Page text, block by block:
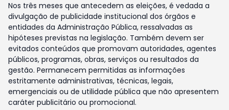
Nos três meses que antecedem as eleições, é vedada a
divulgação de publicidade institucional dos órgãos e
entidades da Administração Pública, ressalvadas as
hipóteses previstas na legislação. Também devem ser
evitados conteúdos que promovam autoridades, agentes
públicos, programas, obras, serviços ou resultados da
gestão. Permanecem permitidas as informações
estritamente administrativas, técnicas, legais,
emergenciais ou de utilidade pública que não apresentem
caráter publicitário ou promocional.